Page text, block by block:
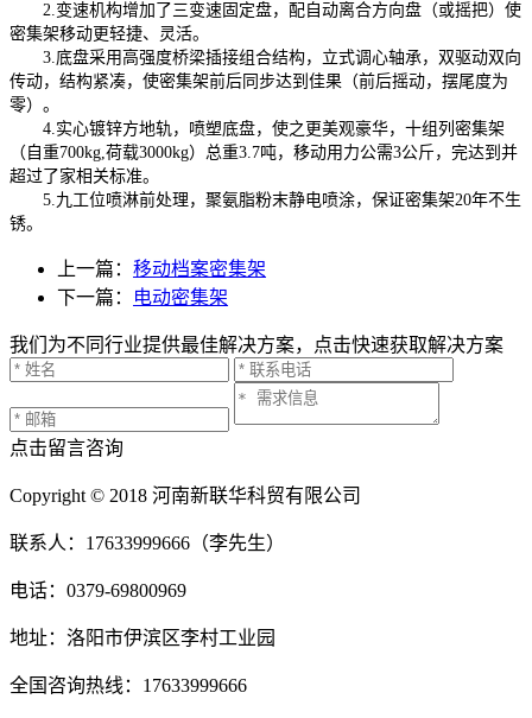
2.变速机构增加了三变速固定盘，配自动离合方向盘（或摇把）使
密集架移动更轻捷、灵活。
3.底盘采用高强度桥梁插接组合结构，立式调心轴承，双驱动双向
传动，结构紧凑，使密集架前后同步达到佳果（前后摇动，摆尾度为
零）。
4.实心镀锌方地轨，喷塑底盘，使之更美观豪华，十组列密集架
（自重700kg,荷载3000kg）总重3.7吨，移动用力公需3公斤，完达到并
超过了家相关标准。
5.九工位喷淋前处理，聚氨脂粉末静电喷涂，保证密集架20年不生
锈。
上一篇： 移动档案密集架
下一篇：
电动密集架
我们为不同行业提供最佳解决方案，点击快速获取解决方案
点击留言咨询
Copyright © 2018 河南新联华科贸有限公司
联系人：17633999666（李先生）
电话：0379-69800969
地址：洛阳市伊滨区李村工业园
全国咨询热线：17633999666